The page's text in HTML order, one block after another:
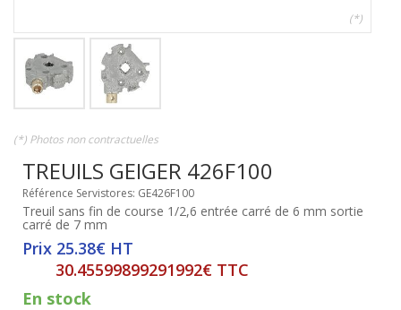
(*)
(*) Photos non contractuelles
TREUILS GEIGER 426F100
Référence Servistores: GE426F100
Treuil sans fin de course 1/2,6 entrée carré de 6 mm sortie
carré de 7 mm
Prix 25.38€ HT
30.45599899291992€ TTC
En stock